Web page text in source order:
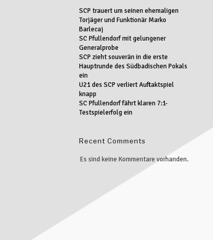
SCP trauert um seinen ehemaligen
Torjäger und Funktionär Marko
Barlecaj
SC Pfullendorf mit gelungener
Generalprobe
SCP zieht souverän in die erste
Hauptrunde des Südbadischen Pokals
ein
U21 des SCP verliert Auftaktspiel
knapp
SC Pfullendorf fährt klaren 7:1-
Testspielerfolg ein
Recent Comments
Es sind keine Kommentare vorhanden.